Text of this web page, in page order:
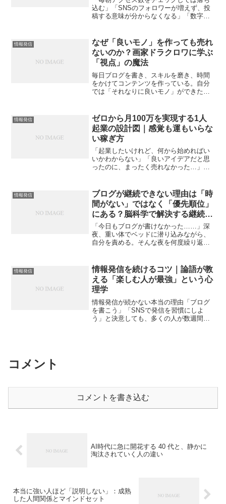
込む」「SNSのフォロワーが増えず、投
稿する意味が分からなくなる」「数字を
ーや個人発信者が、“数字の呪縛”に囚われ
ています。PV、登...
情報発信
なぜ「良いモノ」を作っても売れ
ないのか？画家ドラクロワに学ぶ
「視点」の魔法
毎日ブログを書き、スキルを磨き、時間
をかけてコンテンツを作っている。自分
では「それなりに良いモノ」ができた手
な壁にぶつかっているなら。原因は、努
力不足でも、才能不足でも...
情報発信
ゼロから月100万を実現する1人
起業の設計図｜感覚も運もいらな
い稼ぎ方
「起業したいけれど、何から始めればい
いかわからない」「良いアイデアだと思
ったのに、まったく売れなかった…」そ
す。今の時代、エステも、美容院も、ジ
ムも、講座も、ハンドメイ...
情報発信
ブログが継続できない理由は「時
間がない」ではなく「優先順位」
にある？脳科学で解決する継続の
秘訣
「今日もブログが書けなかった……」深
夜、重い体でベッドに潜り込みながら、
自分を責める。そんな夜を何度繰り返し
いい」。そうやって自分に言い訳をしな
がら、気がつけばブログの...
情報発信
情報発信を続けるコツ｜論語が教
える「楽しむ人が最強」という心
理学
情報発信が続かない本当の理由「ブログ
を書こう」「SNSで発信を習慣にしよ
う」と決意しても、多くの人が数週間で
コメント
コメントを書き込む
AI時代に急に開花する 40 代と、静かに
淘汰されていく人の違い
本当に強い人ほど「説明しない」：成熟
した人間関係とマインドセット